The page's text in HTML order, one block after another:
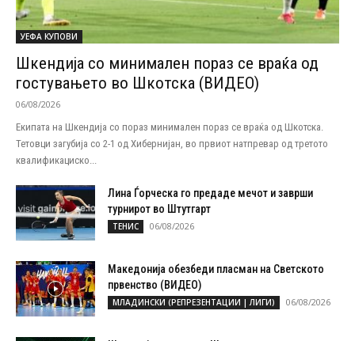
УЕФА КУПОВИ
Шкендија со минимален пораз се враќа од
гостувањето во Шкотска (ВИДЕО)
06/08/2026
Екипата на Шкендија со пораз минимален пораз се враќа од Шкотска.
Тетовци загубија со 2-1 од Хибернијан, во првиот натпревар од третото
квалификациско...
Лина Ѓорческа го предаде мечот и заврши
турнирот во Штутгарт
ТЕНИС 06/08/2026
Македонија обезбеди пласман на Светското
првенство (ВИДЕО)
МЛАДИНСКИ (РЕПРЕЗЕНТАЦИИ | ЛИГИ) 06/08/2026